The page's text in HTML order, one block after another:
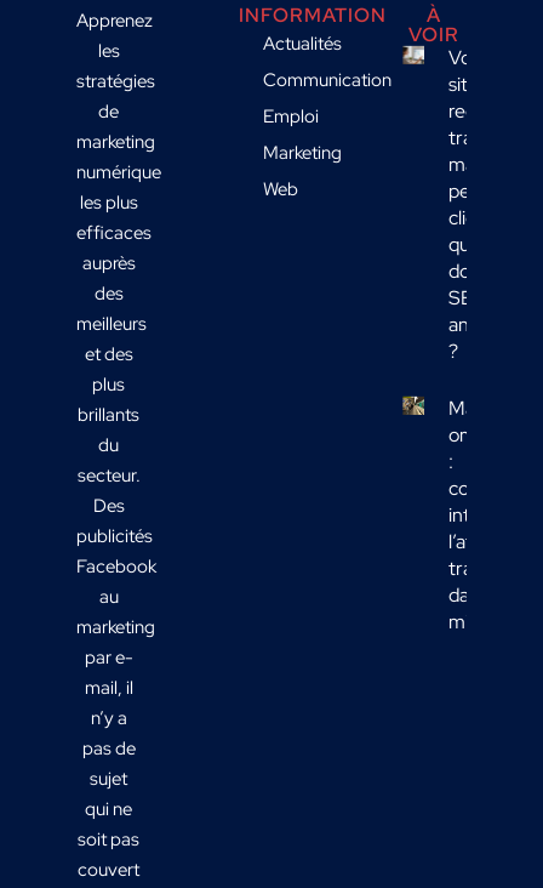
Apprenez
les
stratégies
de
marketing
numérique
les plus
efficaces
auprès
des
meilleurs
et des
plus
brillants
du
secteur.
Des
publicités
Facebook
au
marketing
par e-
mail, il
n’y a
pas de
sujet
qui ne
soit pas
couvert
INFORMATION
Actualités
Communication
Emploi
Marketing
Web
À
VOIR
Votre
site
reçoit du
trafic
mais
peu de
clients :
quelles
données
SEO
analyser
?
Marketing
omnicanal
:
comment
intégrer
l’affichage
transport
dans votre
mix média